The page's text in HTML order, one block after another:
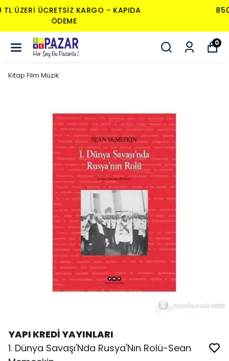
850 TL ÜZERI ÜCRETSIZ KARGO - KAPIDA
0
Kitap Film Müzik
YAPI KREDİ YAYINLARI
1. Dünya Savaşı'Nda Rusya'Nın Rolü-Sean